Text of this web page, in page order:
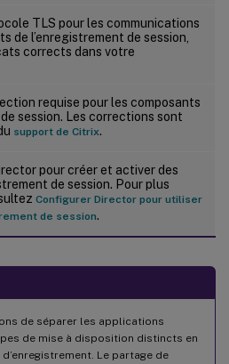
TLS pour les communications
de l’enregistrement de session,
corrects dans votre
requise pour les composants
session. Les corrections sont
support de Citrix.
pour créer et activer des
de session. Pour plus
Configurer Director pour utiliser
de session.
de séparer les applications
de mise à disposition distincts en
Le partage de